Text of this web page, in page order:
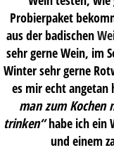
Probierpaket
aus der badischen
sehr gerne Wein, im
Winter sehr gerne
es mir echt
man zum Kochen
trinken“habe ich ein
und einem